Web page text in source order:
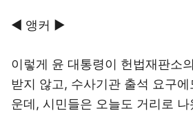
◀ 앵커 ▶
이렇게 윤 대통령이 헌법재판소
받지 않고, 수사기관 출석 요구
운데, 시민들은 오늘도 거리로 나